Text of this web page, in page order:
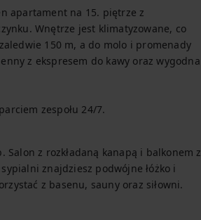
apartament na 15. piętrze z
Wnętrze jest klimatyzowane, co
150 m, a do molo i promenady
z ekspresem do kawy oraz wygodna
zespołu 24/7.
z rozkładaną kanapą i balkonem z
znajdziesz podwójne łóżko i
z basenu, sauny oraz siłowni.